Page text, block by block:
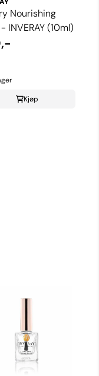
Nourishing
INVERAY (10ml)
Kjøp